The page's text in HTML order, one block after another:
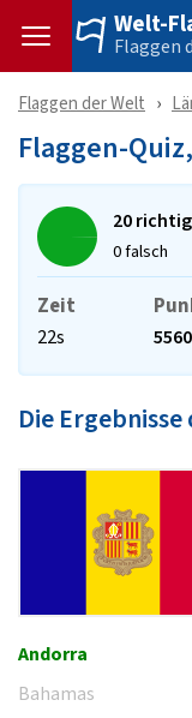
Welt-
Flaggen
Flaggen der Welt
Flaggen-
20 richtig
0 falsch
Zeit
22s 5560
Die Ergebnisse
Andorra
Bahamas